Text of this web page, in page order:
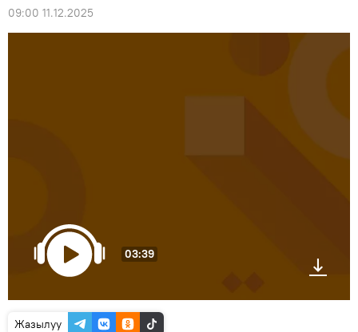
09:00 11.12.2025
03:39
Жазылуу